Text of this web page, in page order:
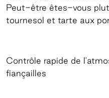
Peut-être êtes-vous
tournesol et tarte aux
Contrôle rapide de
fiançailles